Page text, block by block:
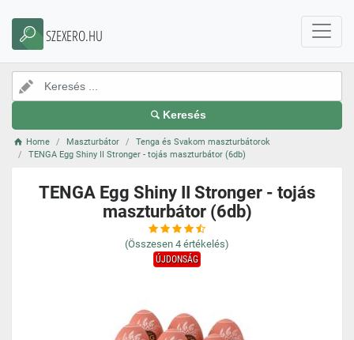
SZEXERO.HU
Keresés
Home Maszturbátor
Tenga és Svakom maszturbátorok
TENGA Egg Shiny II Stronger - tojás maszturbátor (6db)
TENGA Egg Shiny II Stronger - tojás
maszturbátor (6db)
(Összesen 4 értékelés)
ÚJDONSÁG